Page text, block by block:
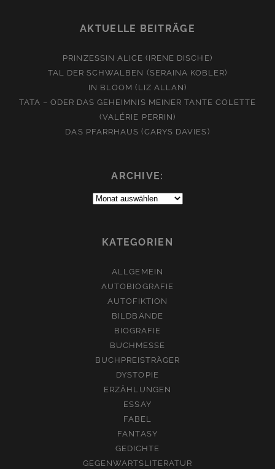
AKTUELLE BEITRÄGE
PRINZESSIN ALICE (IRENE DISCHE)
TAL DER SCHWALBEN (SERAINA KOBLER)
IN BLOOM (LIZ ALLAN)
TATA – ODER DAS GEHEIMNIS MEINER TANTE COLETTE
(VALÉRIE PERRIN)
DAS PFARRHAUS (CARYS DAVIES)
ARCHIVE:
Archive:
KATEGORIEN
ALLGEMEIN
AUTOBIOGRAFIE
AUTOFIKTION
BILDBÄNDE
BIOGRAFIE
BUCHMESSE
BUCHPREISTRÄGER
DYSTOPIE
ERZÄHLUNGEN
ESSAY
FABEL
FANTASY
GEDICHTE
GEGENWARTSLITERATUR